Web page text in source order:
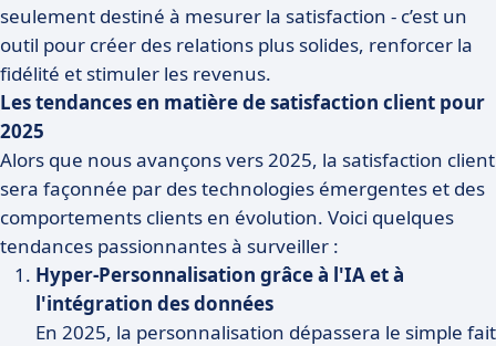
seulement destiné à mesurer la satisfaction - c’est un
outil pour créer des relations plus solides, renforcer la
fidélité et stimuler les revenus.
Les tendances en matière de satisfaction client pour
2025
Alors que nous avançons vers 2025, la satisfaction client
sera façonnée par des technologies émergentes et des
comportements clients en évolution. Voici quelques
tendances passionnantes à surveiller :
Hyper-Personnalisation grâce à l'IA et à
l'intégration des données
En 2025, la personnalisation dépassera le simple fait